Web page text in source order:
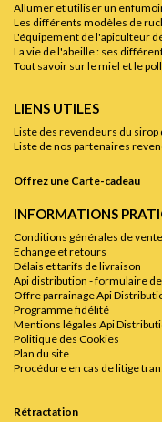
Allumer et utiliser un
Les différents modèles de
L'équipement de l'apiculteur
La vie de l'abeille : ses
Tout savoir sur le miel et le
LIENS UTILES
Liste des revendeurs du sirop
Liste de nos partenaires
Offrez une Carte-cadeau
INFORMATIONS
Conditions générales de vente
Echange et retours
Délais et tarifs de livraison
Api distribution - formulaire
Offre parrainage Api
Programme fidélité
Mentions légales Api
Politique des Cookies
Plan du site
Procédure en cas de litige
Rétractation